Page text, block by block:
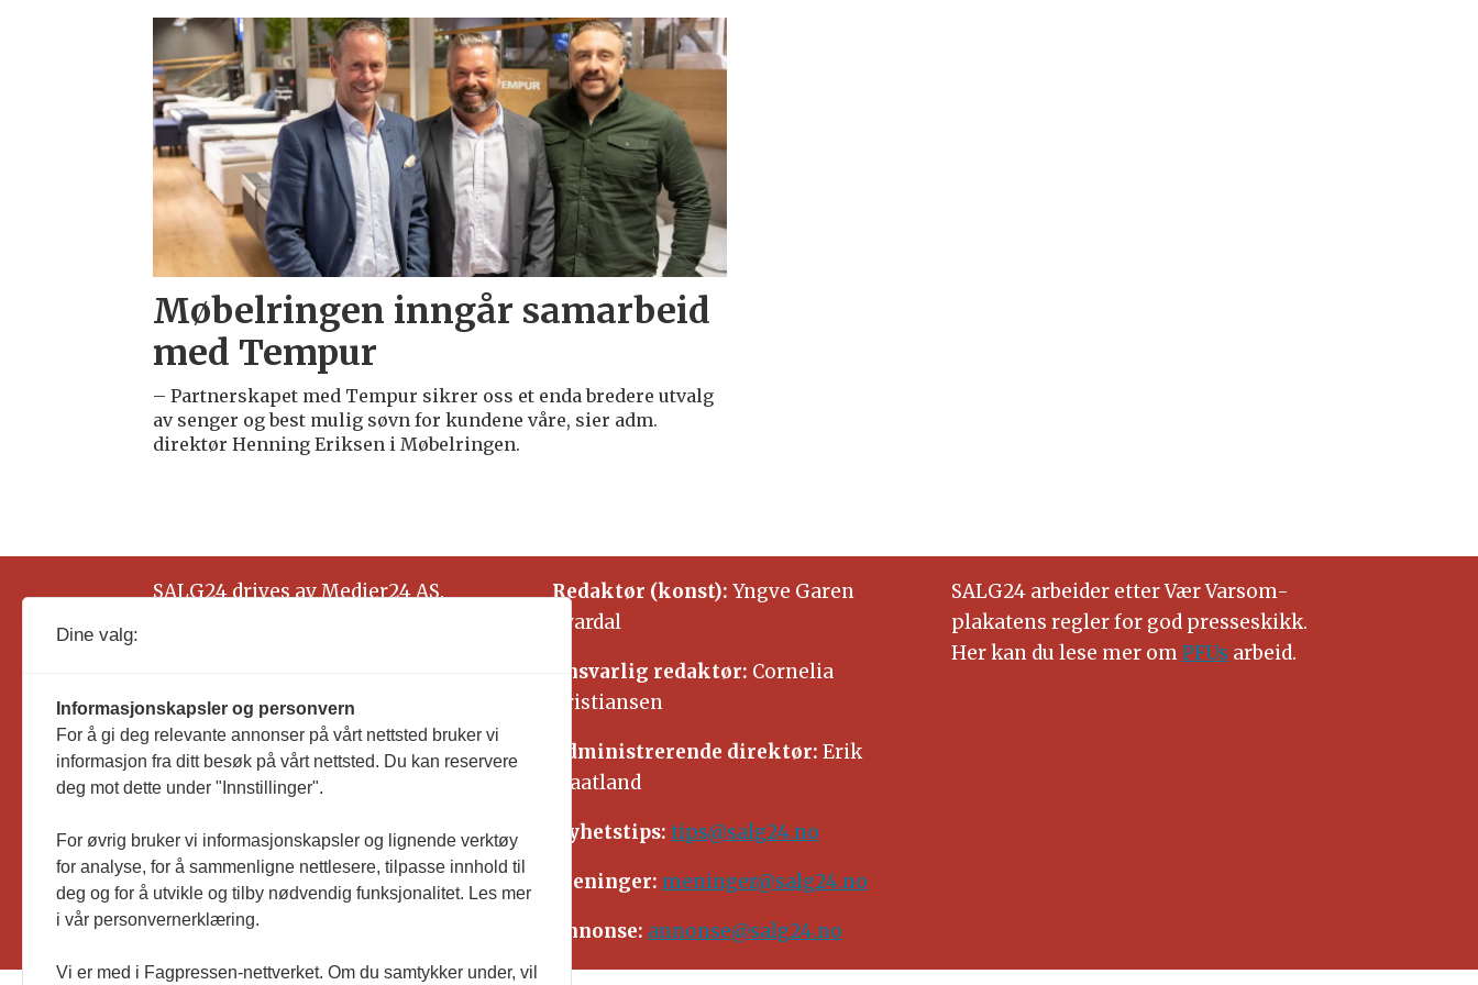
ullsgård
Møbelringen inngår samarbeid
med Tempur
– Partnerskapet med Tempur sikrer oss et enda bredere utvalg
av senger og best mulig søvn for kundene våre, sier adm.
direktør Henning Eriksen i Møbelringen.
SALG24 drives av Medier24 AS.
Redaktør (konst): Yngve Garen
Svardal
Ansvarlig redaktør: Cornelia
Kristiansen
Administrerende direktør: Erik
Waatland
Nyhetstips: tips@salg24.no
Meninger: meninger@salg24.no
Annonse: annonse@salg24.no
SALG24 arbeider etter Vær Varsom-
plakatens regler for god presseskikk.
Her kan du lese mer omPFUs arbeid.
Dine valg:
Informasjonskapsler og personvern
For å gi deg relevante annonser på vårt nettsted bruker vi
informasjon fra ditt besøk på vårt nettsted. Du kan reservere
deg mot dette under "Innstillinger".
For øvrig bruker vi informasjonskapsler og lignende verktøy
for analyse, for å sammenligne nettlesere, tilpasse innhold til
deg og for å utvikle og tilby nødvendig funksjonalitet. Les mer
i vår personvernerklæring.
Vi er med i Fagpressen-nettverket. Om du samtykker under, vil